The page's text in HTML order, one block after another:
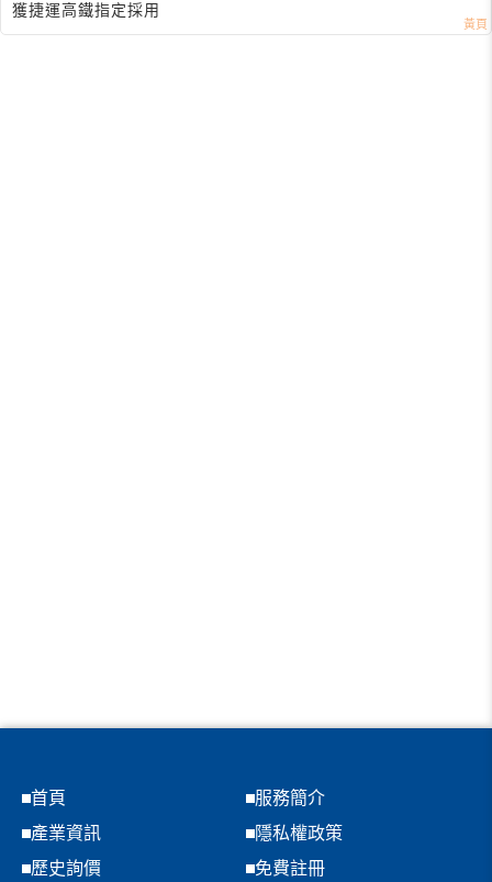
獲捷運高鐵指定採用
首頁
服務簡介
產業資訊
隱私權政策
歷史詢價
免費註冊